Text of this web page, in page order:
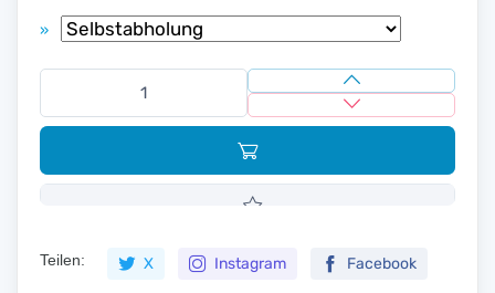
»
Teilen: X Instagram Facebook